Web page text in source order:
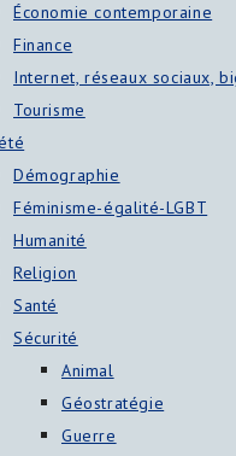
Économie contemporaine
Finance
Internet, réseaux sociaux,
Tourisme
Démographie
Féminisme-égalité-LGBT
Humanité
Religion
Santé
Sécurité
Animal
Géostratégie
Guerre